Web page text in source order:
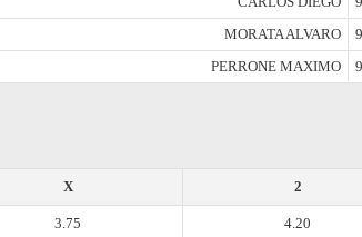
MORATA ALVARO
PERRONE MAXIMO
2
X
4.20
3.75